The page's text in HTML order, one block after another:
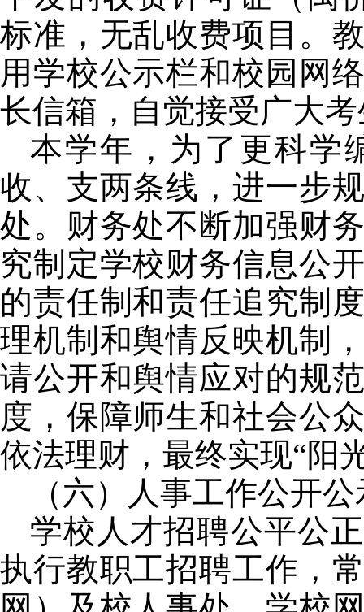
标准，无乱收费项目。
用学校公示栏和校园网
长信箱，自觉接受广大
本学年，为了更科学
收、支两条线，进一步
处。财务处不断加强财
究制定学校财务信息公
的责任制和责任追究制
理机制和舆情反映机制
请公开和舆情应对的规
度，保障师生和社会公
依法理财，最终实现“阳
（六）人事工作公开
学校人才招聘公平公
执行教职工招聘工作，